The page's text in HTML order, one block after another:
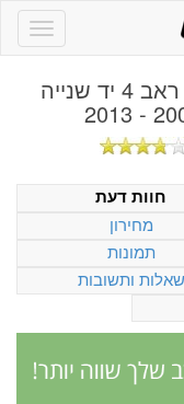
טויוטה ראב 4 יד שנייה
2006
חוות דעת
מחירון
תמונות
שאלות ותשובות